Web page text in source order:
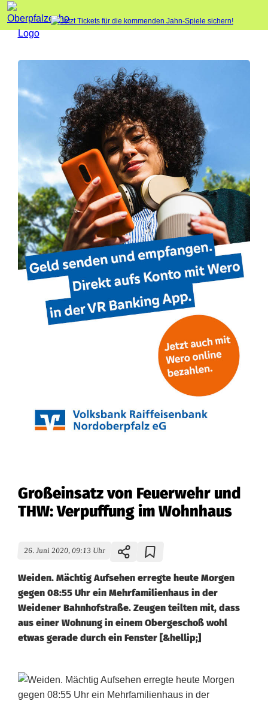
Großeinsatz von Feuerwehr und
THW: Verpuffung im Wohnhaus
26. Juni 2020, 09:13 Uhr
Weiden. Mächtig Aufsehen erregte heute Morgen
gegen 08:55 Uhr ein Mehrfamilienhaus in der
Weidener Bahnhofstraße. Zeugen teilten mit, dass
aus einer Wohnung in einem Obergeschoß wohl
etwas gerade durch ein Fenster [&hellip;]